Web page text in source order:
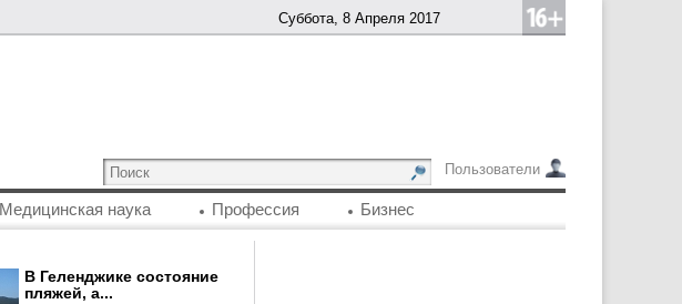
Суббота, 8 Апреля 2017
Пользователи
Медицинская наука Профессия Бизнес
В Геленджике состояние
пляжей, а...